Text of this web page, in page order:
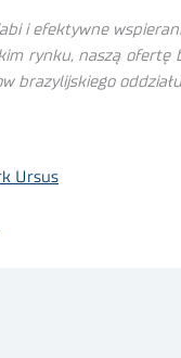
i efektywne
rynku, naszą
brazylijskiego
Ursus